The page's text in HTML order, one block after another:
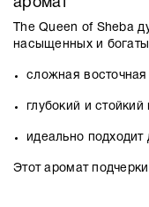
The Queen of Sheba
насыщенных и
сложная
глубокий и
идеально подходит
Этот аромат